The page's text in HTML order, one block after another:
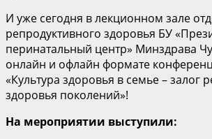
И уже сегодня в лекционном зале
репродуктивного здоровья БУ
перинатальный центр» Минздрава
онлайн и офлайн формате
«Культура здоровья в семье – залог
здоровья поколений»!
На мероприятии выступили: